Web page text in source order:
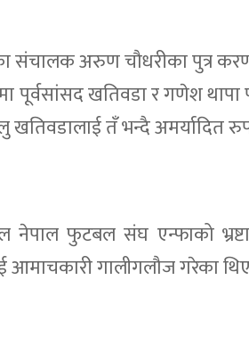
संचालक अरुण चौधरीका पुत्र
पूर्वसांसद खतिवडा र गणेश थापा
खतिवडालाई तँ भन्दै अमर्यादित
फुटबल संघ एन्फाको
आमाचकारी गालीगलौज गरेका